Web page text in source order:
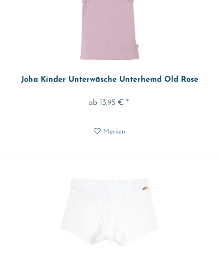
Joha Kinder Unterwäsche Unterhemd Old Rose
ab 13,95 € *
Merken